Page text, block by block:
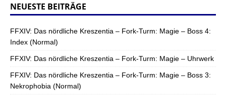
NEUESTE BEITRÄGE
FFXIV: Das nördliche Kreszentia – Fork-Turm: Magie – Boss 4:
Index (Normal)
FFXIV: Das nördliche Kreszentia – Fork-Turm: Magie – Uhrwerk
FFXIV: Das nördliche Kreszentia – Fork-Turm: Magie – Boss 3:
Nekrophobia (Normal)